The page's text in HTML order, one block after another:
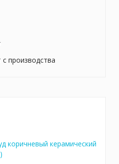
с производства